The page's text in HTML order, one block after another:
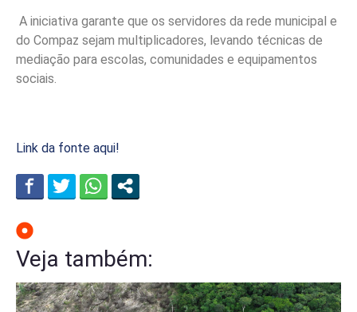
A iniciativa garante que os servidores da rede municipal e
do Compaz sejam multiplicadores, levando técnicas de
mediação para escolas, comunidades e equipamentos
sociais.
Link da fonte aqui!
Veja também: